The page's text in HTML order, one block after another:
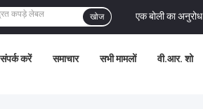
एक बोली का अनुरोध
खोज
करें समाचार सभी मामलों वी.आर. शो